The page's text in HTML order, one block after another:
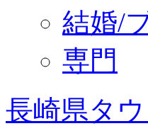
結婚/
専門
長崎県タ